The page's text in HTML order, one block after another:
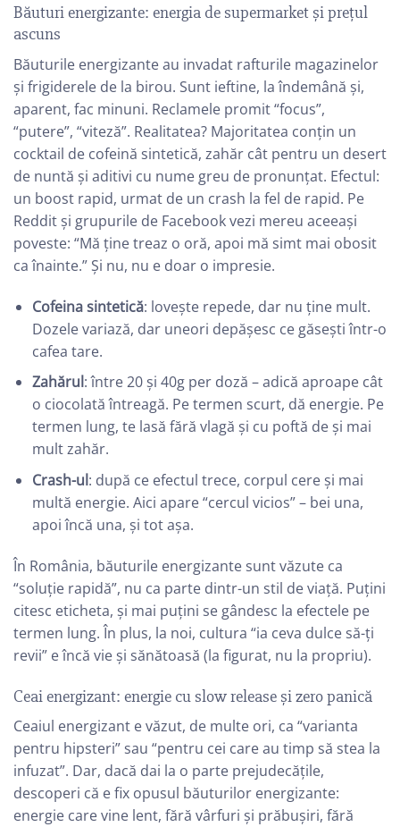
Băuturi energizante: energia de supermarket și prețul
ascuns
Băuturile energizante au invadat rafturile magazinelor
și frigiderele de la birou. Sunt ieftine, la îndemână și,
aparent, fac minuni. Reclamele promit “focus”,
“putere”, “viteză”. Realitatea? Majoritatea conțin un
cocktail de cofeină sintetică, zahăr cât pentru un desert
de nuntă și aditivi cu nume greu de pronunțat. Efectul:
un boost rapid, urmat de un crash la fel de rapid. Pe
Reddit și grupurile de Facebook vezi mereu aceeași
poveste: “Mă ține treaz o oră, apoi mă simt mai obosit
ca înainte.” Și nu, nu e doar o impresie.
Cofeina sintetică: lovește repede, dar nu ține mult.
Dozele variază, dar uneori depășesc ce găsești într-o
cafea tare.
Zahărul: între 20 și 40g per doză – adică aproape cât
o ciocolată întreagă. Pe termen scurt, dă energie. Pe
termen lung, te lasă fără vlagă și cu poftă de și mai
mult zahăr.
Crash-ul: după ce efectul trece, corpul cere și mai
multă energie. Aici apare “cercul vicios” – bei una,
apoi încă una, și tot așa.
În România, băuturile energizante sunt văzute ca
“soluție rapidă”, nu ca parte dintr-un stil de viață. Puțini
citesc eticheta, și mai puțini se gândesc la efectele pe
termen lung. În plus, la noi, cultura “ia ceva dulce să-ți
revii” e încă vie și sănătoasă (la figurat, nu la propriu).
Ceai energizant: energie cu slow release și zero panică
Ceaiul energizant e văzut, de multe ori, ca “varianta
pentru hipsteri” sau “pentru cei care au timp să stea la
infuzat”. Dar, dacă dai la o parte prejudecățile,
descoperi că e fix opusul băuturilor energizante:
energie care vine lent, fără vârfuri și prăbușiri, fără